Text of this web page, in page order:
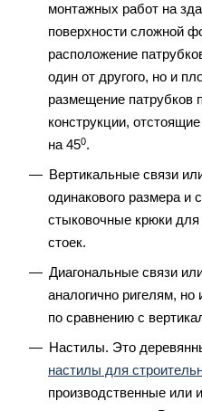
монтажных работ на
поверхности сложной
расположение
один от другого, но и
размещение патрубков
конструкции,
на 450.
Вертикальные связи
одинакового размера и
стыковочные крюки для
стоек.
Диагональные связи
аналогично ригелям,
по сравнению с
Настилы. Это
настилы для
производственные или